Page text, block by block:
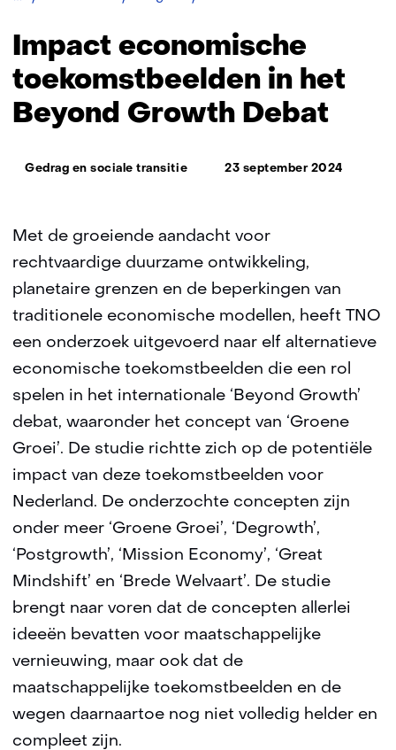
alternatieve
economische
toekomstconcepten
in
het
growth’
Impact economische
toekomstbeelden in het
Beyond Growth Debat
Thema:
Gedrag en sociale transitie 23 september 2024
Met de groeiende aandacht voor
rechtvaardige duurzame ontwikkeling,
planetaire grenzen en de beperkingen van
traditionele economische modellen, heeft TNO
een onderzoek uitgevoerd naar elf alternatieve
economische toekomstbeelden die een rol
spelen in het internationale ‘Beyond Growth’
debat, waaronder het concept van ‘Groene
Groei’. De studie richtte zich op de potentiële
impact van deze toekomstbeelden voor
Nederland. De onderzochte concepten zijn
onder meer ‘Groene Groei’, ‘Degrowth’,
‘Postgrowth’, ‘Mission Economy’, ‘Great
Mindshift’ en ‘Brede Welvaart’. De studie
brengt naar voren dat de concepten allerlei
ideeën bevatten voor maatschappelijke
vernieuwing, maar ook dat de
maatschappelijke toekomstbeelden en de
wegen daarnaartoe nog niet volledig helder en
compleet zijn.